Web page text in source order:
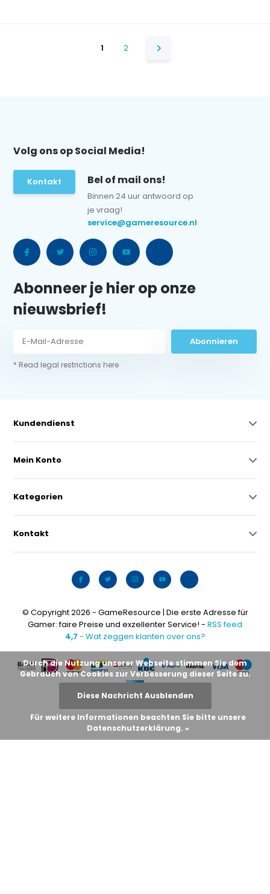
1 2
Volg ons op Social Media!
Kontakt Bel of mail ons!
Binnen 24 uur antwoord op
je vraag!
service@gameresource.nl
Abonneer je hier op onze
nieuwsbrief!
Abonnieren
* Read legal restrictions here
Kundendienst
Mein Konto
Kategorien
Kontakt
© Copyright 2026 - GameResource | Die erste Adresse für
Gamer: faire Preise und exzellenter Service! - RSS feed
4,7 - Wat zeggen klanten over ons?
Durch die Nutzung unserer Webseite stimmen Sie dem
Gebrauch von Cookies zur Verbesserung dieser Seite zu.
Diese Nachricht Ausblenden
Für weitere Informationen beachten Sie bitte unsere
Datenschutzerklärung. »